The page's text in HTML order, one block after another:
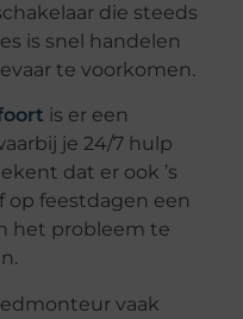
die steeds
is snel handelen
te voorkomen.
is er een
je 24/7 hulp
dat er ook ’s
op feestdagen een
het probleem te
vaak